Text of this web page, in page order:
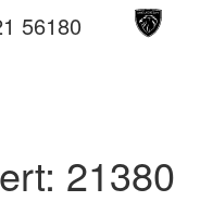
56180
21380